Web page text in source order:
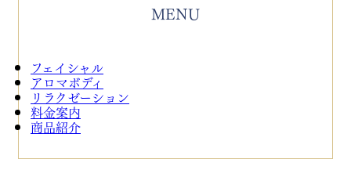
MENU
フェイシャル
アロマボディ
リラクゼーション
料金案内
商品紹介